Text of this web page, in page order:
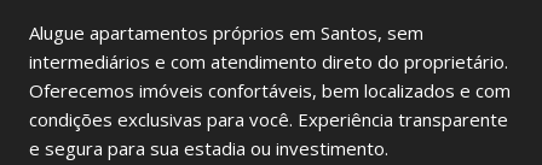
Alugue apartamentos próprios em Santos, sem
intermediários e com atendimento direto do proprietário.
Oferecemos imóveis confortáveis, bem localizados e com
condições exclusivas para você. Experiência transparente
e segura para sua estadia ou investimento.